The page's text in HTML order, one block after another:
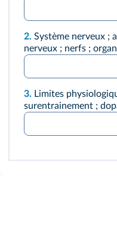
2. Système nerveux ;
nerveux ; nerfs ;
3. Limites
surentrainement ;